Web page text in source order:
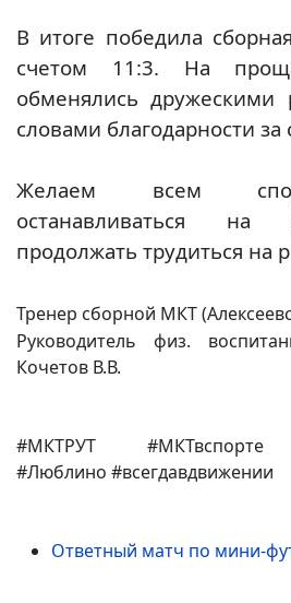
В итоге победила
счетом 11:3. На
обменялись дружескими
словами благодарности
Желаем всем
останавливаться на
продолжать трудиться на
Тренер сборной МКТ
Руководитель физ.
Кочетов В.В.
#МКТРУТ #МКТвспорте
#Люблино #всегдавдвижении
Ответный матч по мини-